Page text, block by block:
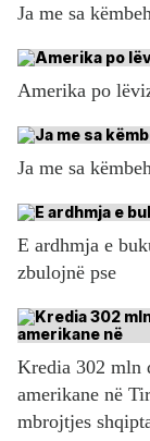
Ja me sa
Amerika po
Ja me sa
E ardhmja e
zbulojnë pse
Kredia 302 mln
amerikane në
mbrojtjes